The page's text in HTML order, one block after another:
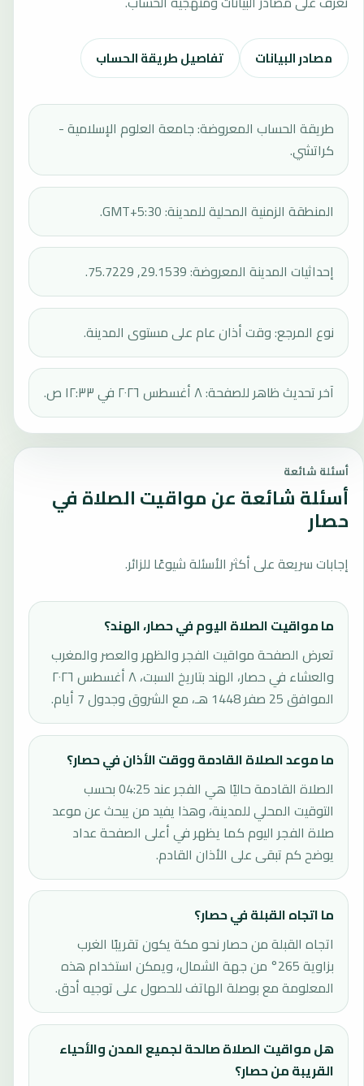
مصادر البيانات تفاصيل طريقة الحساب
طريقة الحساب المعروضة: جامعة العلوم الإسلامية -
كراتشي.
المنطقة الزمنية المحلية للمدينة: GMT+5:30.
إحداثيات المدينة المعروضة: 29.1539, 75.7229.
نوع المرجع: وقت أذان عام على مستوى المدينة.
آخر تحديث ظاهر للصفحة: ٨ أغسطس ٢٠٢٦ في ١٢:٣٣ ص.
أسئلة شائعة
أسئلة شائعة عن مواقيت الصلاة في
حصار
إجابات سريعة على أكثر الأسئلة شيوعًا للزائر.
ما مواقيت الصلاة اليوم في حصار، الهند؟
تعرض الصفحة مواقيت الفجر والظهر والعصر والمغرب
والعشاء في حصار، الهند بتاريخ السبت، ٨ أغسطس ٢٠٢٦
الموافق 25 صفر 1448 هـ، مع الشروق وجدول 7 أيام.
ما موعد الصلاة القادمة ووقت الأذان في حصار؟
الصلاة القادمة حاليًا هي الفجر عند 04:25 بحسب
التوقيت المحلي للمدينة، وهذا يفيد من يبحث عن موعد
صلاة الفجر اليوم كما يظهر في أعلى الصفحة عداد
يوضح كم تبقى على الأذان القادم.
ما اتجاه القبلة في حصار؟
اتجاه القبلة من حصار نحو مكة يكون تقريبًا الغرب
بزاوية 265° من جهة الشمال، ويمكن استخدام هذه
المعلومة مع بوصلة الهاتف للحصول على توجيه أدق.
هل مواقيت الصلاة صالحة لجميع المدن والأحياء
القريبة من حصار؟